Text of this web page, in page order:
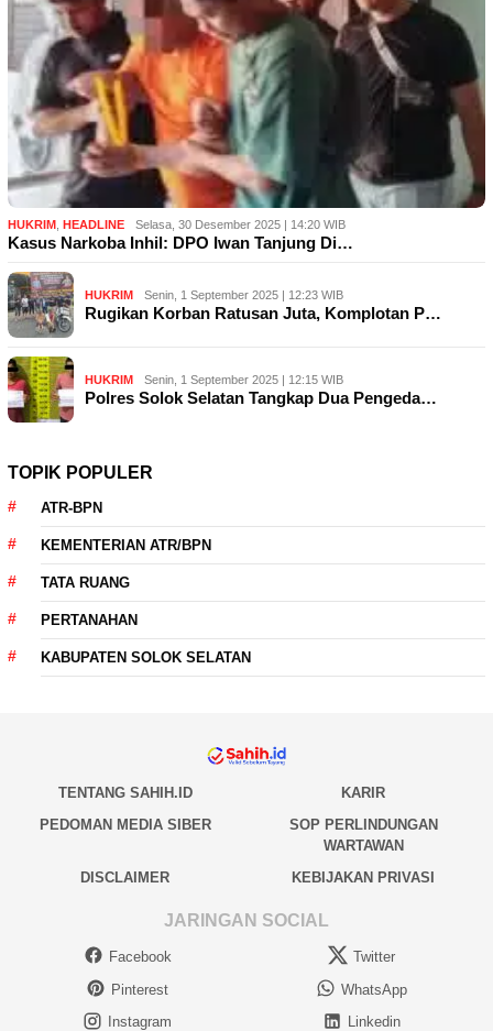
HUKRIM HEADLINE Selasa, 30 Desember 2025 | 14:20 WIB
Kasus Narkoba Inhil: DPO Iwan Tanjung Di…
HUKRIM Senin, 1 September 2025 | 12:23 WIB
Rugikan Korban Ratusan Juta, Komplotan P…
HUKRIM Senin, 1 September 2025 | 12:15 WIB
Polres Solok Selatan Tangkap Dua Pengeda…
TOPIK POPULER
ATR-BPN
KEMENTERIAN ATR/BPN
TATA RUANG
PERTANAHAN
KABUPATEN SOLOK SELATAN
TENTANG SAHIH.ID
KARIR
PEDOMAN MEDIA SIBER
SOP PERLINDUNGAN
WARTAWAN
DISCLAIMER
KEBIJAKAN PRIVASI
JARINGAN SOCIAL
Facebook
Twitter
Pinterest
WhatsApp
Instagram
Linkedin